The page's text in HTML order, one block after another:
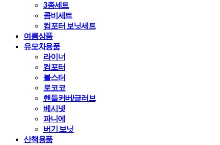
3종세트
콤비세트
컴포터 보닛세트
여름상품
유모차용품
라이너
컴포터
볼스터
로코코
핸들커버/글러브
베시넷
파니에
버기 보닛
산책용품